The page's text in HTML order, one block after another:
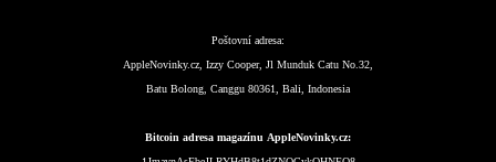
Poštovní adresa:
AppleNovinky.cz, Izzy Cooper, Jl Munduk Catu No.32,
Batu Bolong, Canggu 80361, Bali, Indonesia
Bitcoin adresa magazínu AppleNovinky.cz: